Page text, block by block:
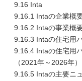
9.16 Inta
9.16.1 Intaの企業概
9.16.2 Intaの事業概
9.16.3 Intaの住宅用
9.16.4 Intaの住宅用
（2021年～2026年）
9.16.5 Intaの主要ニ